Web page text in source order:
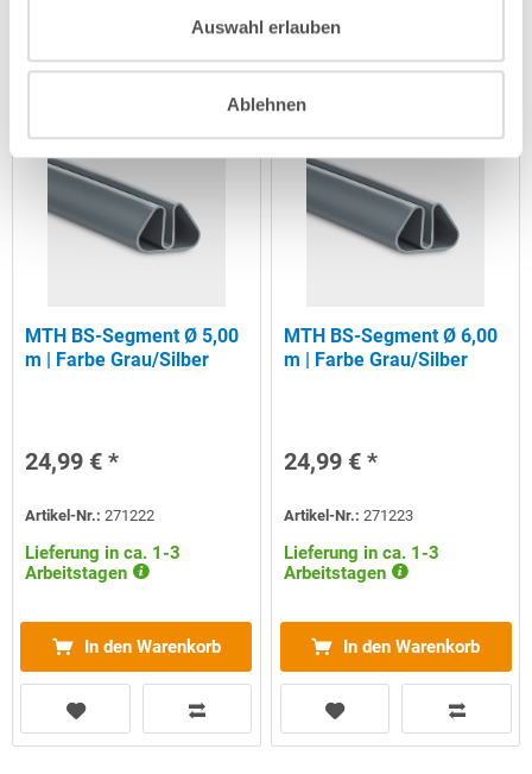
Auswahl erlauben
Ablehnen
MTH BS-Segment Ø 5,00
m | Farbe Grau/Silber
24,99 € *
Artikel-Nr.:271222
Lieferung in ca. 1-3
Arbeitstagen
In den Warenkorb
MTH BS-Segment Ø 6,00
m | Farbe Grau/Silber
24,99 € *
Artikel-Nr.:271223
Lieferung in ca. 1-3
Arbeitstagen
In den Warenkorb